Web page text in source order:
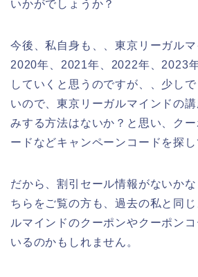
いかがでしょうか？
今後、私自身も、、東京リーガル
2020年、2021年、2022年、2023
していくと思うのですが、、少し
いので、東京リーガルマインドの
みする方法はないか？と思い、ク
ードなどキャンペーンコードを探し
だから、割引セール情報がないか
ちらをご覧の方も、過去の私と同
ルマインドのクーポンやクーポン
いるのかもしれません。